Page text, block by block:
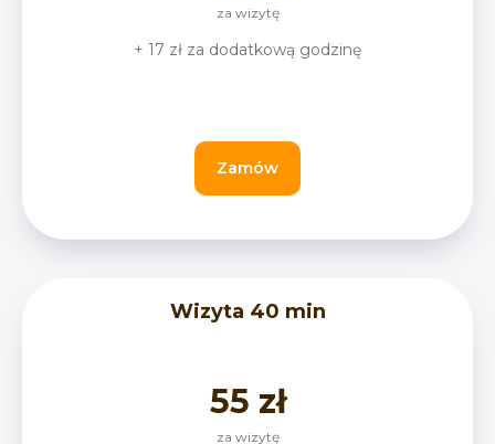
za wizytę
+ 17 zł za dodatkową godzinę
Zamów
Wizyta 40 min
55 zł
za wizytę